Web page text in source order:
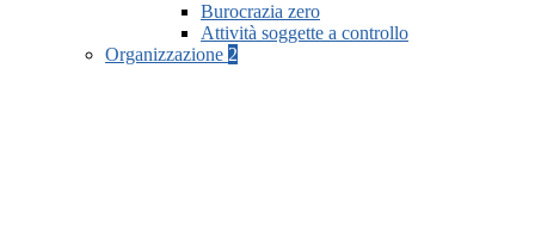
Burocrazia zero
Attività soggette a controllo
Organizzazione 2